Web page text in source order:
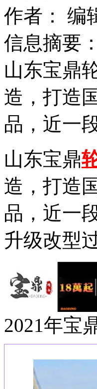
作者： 编
信息摘要：
山东宝鼎
造，打造
品，近一
山东宝鼎
造，打造
品，近一
升级改型
2021年宝